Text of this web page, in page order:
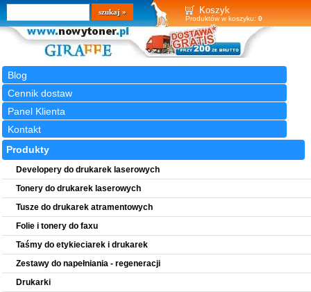
Koszyk
Produktów w koszyku: 0
Blog
Cennik dostaw
Panel Klienta
Kontakt
Wyszukiwarka
szukaj
Produkty
Developery do drukarek laserowych
Tonery do drukarek laserowych
Tusze do drukarek atramentowych
Folie i tonery do faxu
Taśmy do etykieciarek i drukarek
Zestawy do napełniania - regeneracji
Drukarki